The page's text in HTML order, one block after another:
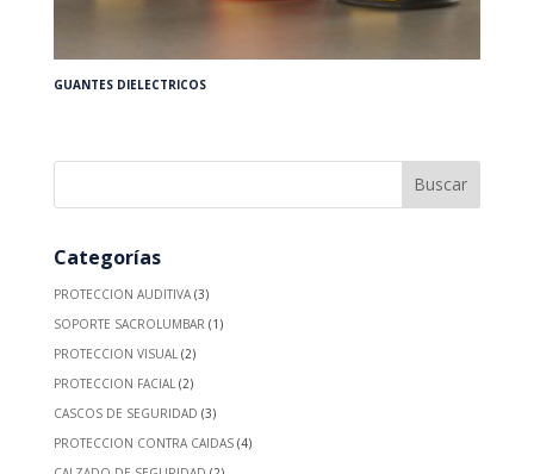
GUANTES DIELECTRICOS
Categorías
PROTECCION AUDITIVA (3)
SOPORTE SACROLUMBAR (1)
PROTECCION VISUAL (2)
PROTECCION FACIAL (2)
CASCOS DE SEGURIDAD (3)
PROTECCION CONTRA CAIDAS (4)